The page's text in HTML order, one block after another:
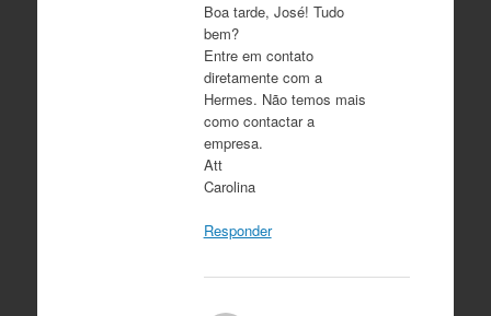
Boa tarde, José! Tudo
bem?
Entre em contato
diretamente com a
Hermes. Não temos mais
como contactar a
empresa.
Att
Carolina
Responder